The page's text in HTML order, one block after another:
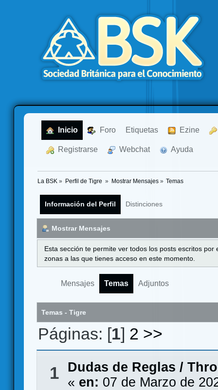
Inicio Foro Etiquetas Ezine
Registrarse Webchat Ayuda
La BSK » Perfil de Tigre » Mostrar Mensajes» Temas
Información del Perfil Distinciones
Mostrar Mensajes
Esta sección te permite ver todos los posts escritos
zonas a las que tienes acceso en este momento.
Mensajes Temas Adjuntos
Temas - Tigre
Páginas: [1] 2 >>
1 Dudas de Reglas /
« en: 07 de Marzo de